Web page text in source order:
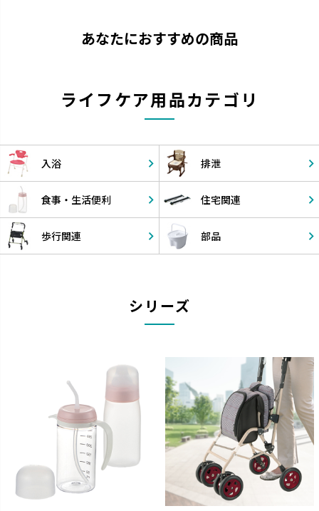
あなたにおすすめの商品
ライフケア用品カテゴリ
入浴 排泄
食事・ 生活便利 住宅関連
歩行関連 部品
シリーズ